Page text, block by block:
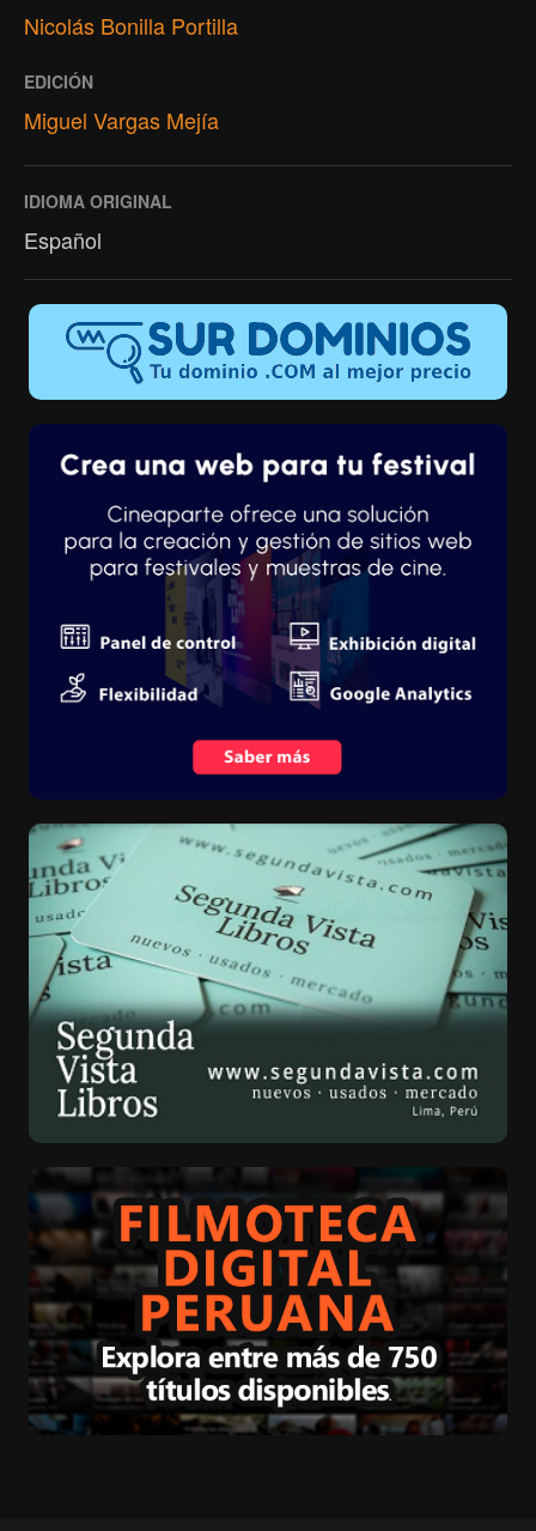
Nicolás Bonilla Portilla
EDICIÓN
Miguel Vargas Mejía
IDIOMA ORIGINAL
Español